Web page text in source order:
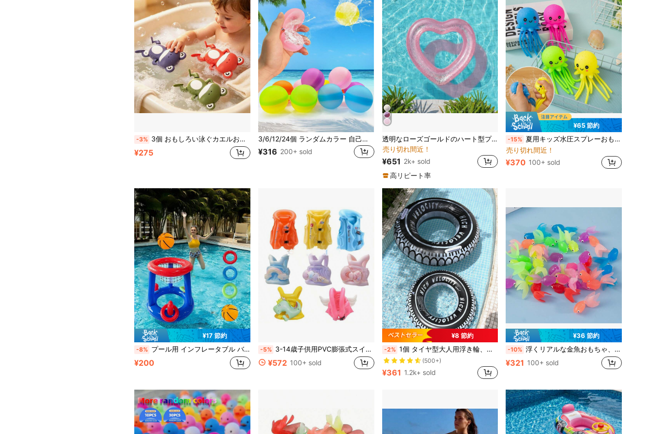
-3% 3個 おもしろい泳ぐカエルお風呂おもちゃ、泳ぐカエル水遊びおもちゃ、親子インタラクティブゲーム、子供の誕生日プレゼント、折りたたみ式ビーチおもちゃ、屋外水遊び、プールおもちゃ
¥275
3/6/12/24個 ランダムカラー 自己密封式 再利用可能な水風船 - 素早く注水できる水風船おもちゃ - シリコン製 水しぶき玉、水爆弾、クールなおもちゃ - 夏のプール、ビーチ、アウトドアで遊べる - 子供向けおもちゃ、子供の遊び
¥316 200+ sold
透明なローズゴールドのハート型プールフロート、グリッター入りインフレータブルハート型スイミングリング大人用、かわいい夏の水上フローティングデコレーション
売り切れ間近！
#4 ベストセラー
売り切れ間近！
#4 ベストセラー
売り切れ間近！
#4 ベストセラー に ポリ塩化ビニル 子供用水泳用フロート
売り切れ間近！
¥651 2k+ sold
高リピート率
¥65 節約
-15% 夏用キッズ水圧スプレーおもちゃ、水鉄砲おもちゃ、プール用水鉄砲、ビーチ用水遊びおもちゃ、アウトドア夏用水遊びおもちゃ、かわいいクラゲスプレーおもちゃ、バスタブおもちゃ、インタラクティブ水遊びおもちゃ、パーティーギフト、誕生日ギフト
売り切れ間近！
¥370 100+ sold
¥17 節約
-8% プール用 インフレータブル バスケットゴール セット 5点入り、インフレータブルボール付き、大人向け家族エンターテイメント、アウトドアレジャー、夏のパーティー、ビーチ、湖などの水上アクティビティに適しています
¥200
-5% 3-14歳子供用PVC膨張式スイムベスト - 膨張式ABCウォータープレイ浮力ベスト - スイムエイド浮力ベスト - 夏のプールパーティーサプライズギフト - 夏のクールアウトドアトイ、バスおもちゃ、夏の水遊びおもちゃ、アウトドアスポーツレジャーおもちゃ、パーティー用品、プールパーティー用品おもちゃ、ファミリーギャザリング楽しいエンターテイメントおもちゃ、室内外水遊びおもちゃ、男の子、女の子ギフト、誕生日ギフト、パーティー小ギフト、ホリデーギフト
¥572 100+ sold
¥8 節約
-2% 1個 タイヤ型大人用浮き輪、プール&ビーチの装飾、夏のパーティー用品、プールで快適くつろげる夏のお祝いギフトに最適
売り切れ間近！
(500+)
売り切れ間近！
(500+)
売り切れ間近！
(500+)
売り切れ間近！
¥361 1.2k+ sold
¥36 節約
-10% 浮くリアルな金魚おもちゃ、室内外の水遊びに適しています、バスルームおもちゃ、夏と冬のパーティー装飾、幼稚園の報酬、クリスマスのストッキングフィラー、子供の誕生日プレゼント(ランダムカラー)
¥321 100+ sold